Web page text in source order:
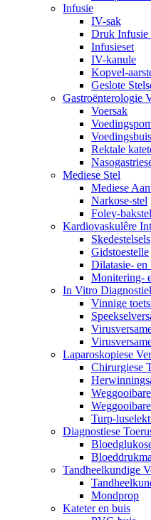
Infusie
IV-sak
Druk Infusie
Infusieset
IV-kanule
Kopvel-
Geslote
Gastroënterologie
Voersak
Voedingsbuis
Rektale
Mediese Stel
Mediese
Narkose-stel
Foley-bakstel
Kardiovaskulêre
Skedestelsels
Gidstoestelle
Dilatasie- en
Monitering-
In Vitro
Vinnige
Laparoskopiese
Chirurgiese
Turp-
Diagnostiese
Tandheelkundige
Mondprop
Kateter en buis